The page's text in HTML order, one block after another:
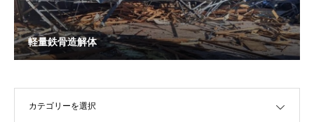
軽量鉄骨造解体